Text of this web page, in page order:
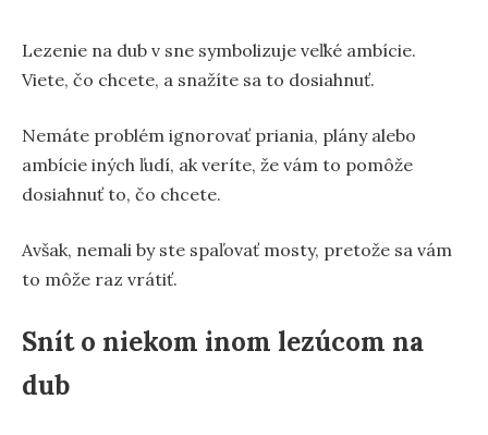
Lezenie na dub v sne symbolizuje veľké ambície.
Viete, čo chcete, a snažíte sa to dosiahnuť.
Nemáte problém ignorovať priania, plány alebo
ambície iných ľudí, ak veríte, že vám to pomôže
dosiahnuť to, čo chcete.
Avšak, nemali by ste spaľovať mosty, pretože sa vám
to môže raz vrátiť.
Snít o niekom inom lezúcom na
dub